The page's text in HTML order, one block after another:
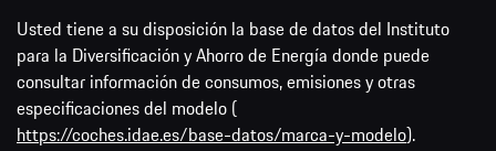
Usted tiene a su disposición la base de datos del Instituto
para la Diversificación y Ahorro de Energía donde puede
consultar información de consumos, emisiones y otras
especificaciones del modelo (
https://coches.idae.es/base-datos/marca-y-modelo).